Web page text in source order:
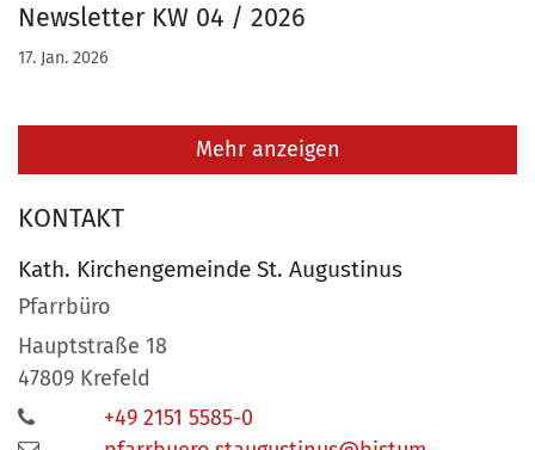
Newsletter KW 04 / 2026
17. Jan. 2026
Mehr anzeigen
KONTAKT
Kath. Kirchengemeinde St. Augustinus
Pfarrbüro
Hauptstraße 18
47809 Krefeld
+49 2151 5585-0